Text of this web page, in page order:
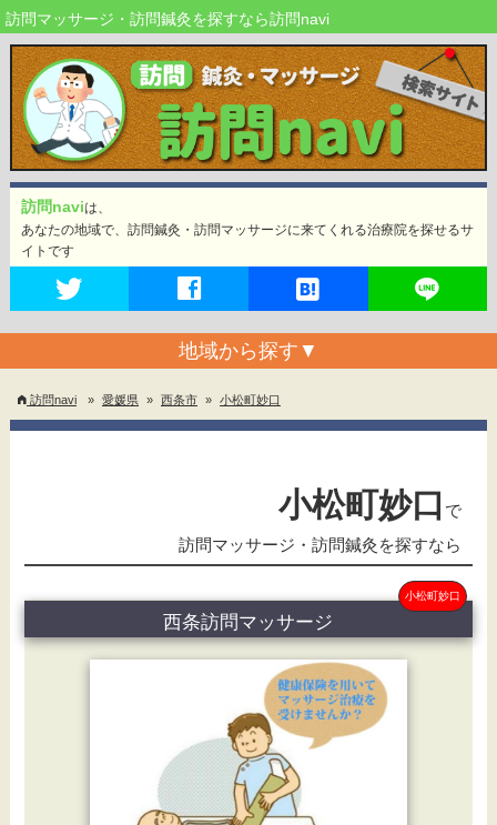
訪問マッサージ・訪問鍼灸を探すなら訪問navi
訪問naviは、
あなたの地域で、訪問鍼灸・訪問マッサージに来てくれる治療院を探せるサ
イトです
地域から探す ▼
訪問navi » 愛媛県 » 西条市 » 小松町妙口
小松町妙口 で
訪問マッサージ・訪問鍼灸を探すなら
小松町妙口
西条訪問マッサージ